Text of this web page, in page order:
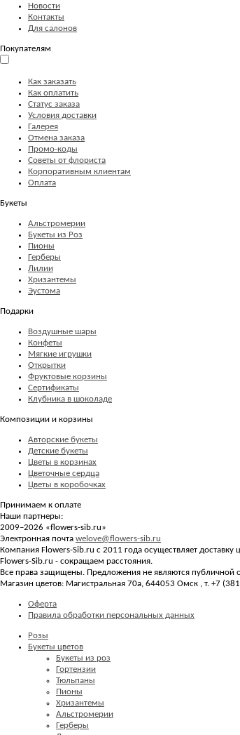
Новости
Контакты
Для салонов
Покупателям
Как заказать
Как оплатить
Статус заказа
Условия доставки
Галерея
Отмена заказа
Промо-коды
Советы от флориста
Корпоративным клиентам
Оплата
Букеты
Альстромерии
Букеты из Роз
Пионы
Герберы
Лилии
Хризантемы
Эустома
Подарки
Воздушные шары
Конфеты
Мягкие игрушки
Открытки
Фруктовые корзины
Сертификаты
Клубника в шоколаде
Композиции и корзины
Авторские букеты
Детские букеты
Цветы в корзинах
Цветочные сердца
Цветы в коробочках
Принимаем к оплате
Наши партнеры:
2009–2026 «flowers-sib.ru»
Электронная почта welove@flowers-sib.ru
Компания Flowers-Sib.ru с 2011 года осуществляет
Flowers-Sib.ru - сокращаем расстояния.
Все права защищены. Предложения не являются публичной
Магазин цветов: Магистральная 70а, 644053 Омск , т. +7
Оферта
Правила обработки персональных данных
Розы
Букеты цветов
Букеты из роз
Гортензии
Тюльпаны
Пионы
Хризантемы
Альстромерии
Герберы